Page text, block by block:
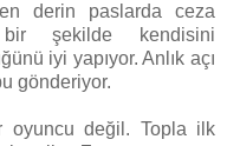
derin paslarda ceza
şekilde kendisini
iyi yapıyor. Anlık açı
gönderiyor.
oyuncu değil. Topla ilk